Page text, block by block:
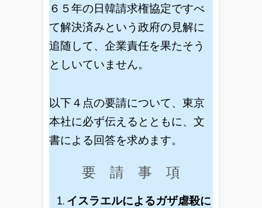
６５年の日韓請求権協定ですべ
て解決済みという政府の見解に
追随して、企業責任を果たそう
としいていません。
以下４点の要請について、東京
本社に必ず伝えるとともに、文
書による回答を求めます。
要 請 事 項
イスラエルによるガザ虐殺に